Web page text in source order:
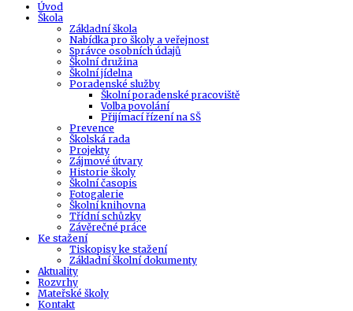
Úvod
Škola
Základní škola
Nabídka pro školy a veřejnost
Správce osobních údajů
Školní družina
Školní jídelna
Poradenské služby
Školní poradenské pracoviště
Volba povolání
Přijímací řízení na SŠ
Prevence
Školská rada
Projekty
Zájmové útvary
Historie školy
Školní časopis
Fotogalerie
Školní knihovna
Třídní schůzky
Závěrečné práce
Ke stažení
Tiskopisy ke stažení
Základní školní dokumenty
Aktuality
Rozvrhy
Mateřské školy
Kontakt